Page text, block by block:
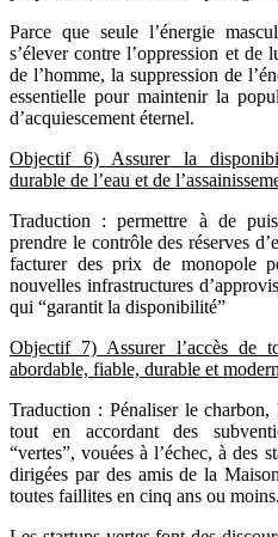
Parce que seule l’énergie
s’élever contre l’oppression et de
de l’homme, la suppression de
essentielle pour maintenir la
d’acquiescement éternel.
Objectif6) Assurer la
durable de l’eau et de
Traduction : permettre à de
prendre le contrôle des réserves
facturer des prix de monopole
nouvelles infrastructures
qui “garantit la disponibilité”
Objectif7) Assurer l’accès de
abordable, fiable, durable et
Traduction : Pénaliser le
tout en accordant des
“vertes”, vouées à l’échec, à des
dirigées par des amis de la
toutes faillites en cinq ans ou moins.